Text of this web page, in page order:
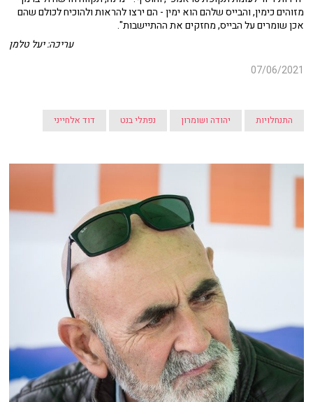
מזוהים כימין, והבייס שלהם הוא ימין - הם ירצו להראות ולהוכיח לכולם שהם
אכן שומרים על הבייס, מחזקים את ההתיישבות".
עריכה: יעל טלמן
07/06/2021
התנחלויות יהודה ושומרון נפתלי בנט דוד אלחייני